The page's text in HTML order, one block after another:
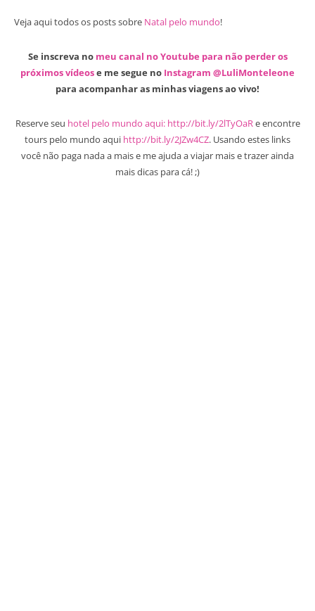
Veja aqui todos os posts sobre Natal pelo mundo!
Se inscreva no meu canal no Youtube para não perder os
próximos vídeose me segue no Instagram @LuliMonteleone
para acompanhar as minhas viagens ao vivo!
Reserve seu hotel pelo mundo aqui: http://bit.ly/2lTyOaRe encontre
tours pelo mundo aqui http://bit.ly/2JZw4CZ. Usando estes links
você não paga nada a mais e me ajuda a viajar mais e trazer ainda
mais dicas para cá! ;)